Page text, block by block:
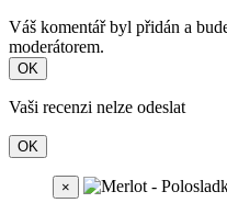
Váš komentář byl přidán a
moderátorem.
OK
Vaši recenzi nelze odeslat
OK
×